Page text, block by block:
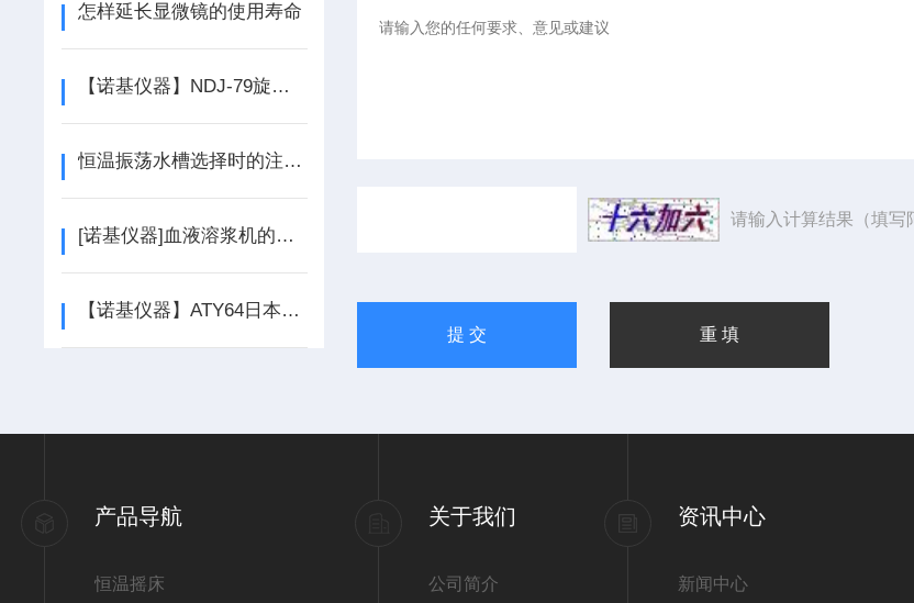
怎样延长显微镜的使用寿命
【诺基仪器】NDJ-79旋转式粘度计厂家元旦*
恒温振荡水槽选择时的注意事项
[诺基仪器]血液溶浆机的使用说明
【诺基仪器】ATY64日本岛津电子分析天平*
请输入计算结果（填写
产品导航
恒温摇床
关于我们
公司简介
资讯中心
新闻中心